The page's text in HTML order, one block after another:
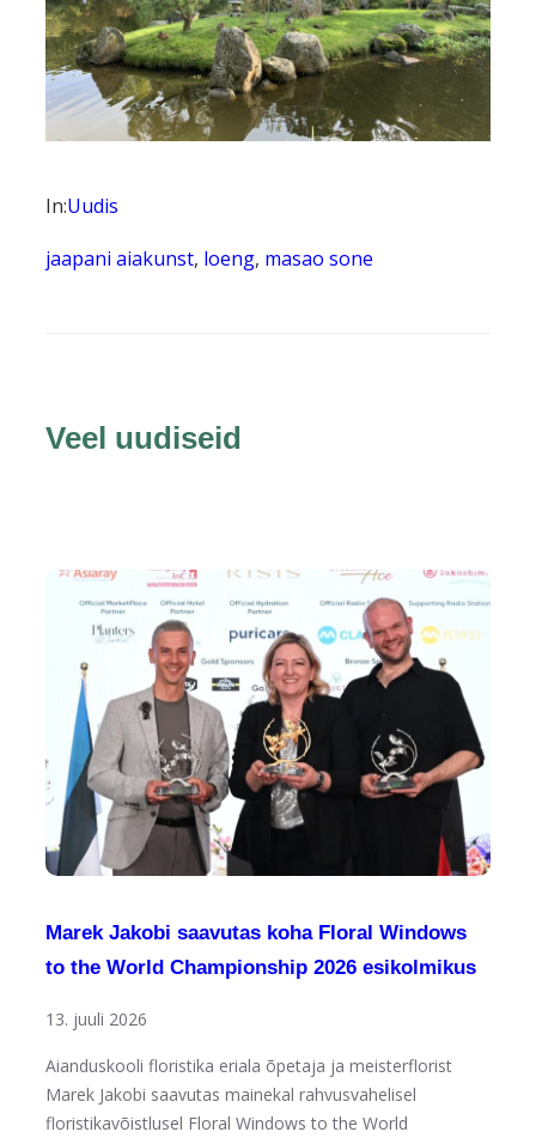
In:Uudis
jaapani aiakunst, loeng, masao sone
Veel uudiseid
Marek Jakobi saavutas koha Floral Windows
to the World Championship 2026 esikolmikus
13. juuli 2026
Aianduskooli floristika eriala õpetaja ja meisterflorist
Marek Jakobi saavutas mainekal rahvusvahelisel
floristikavõistlusel Floral Windows to the World